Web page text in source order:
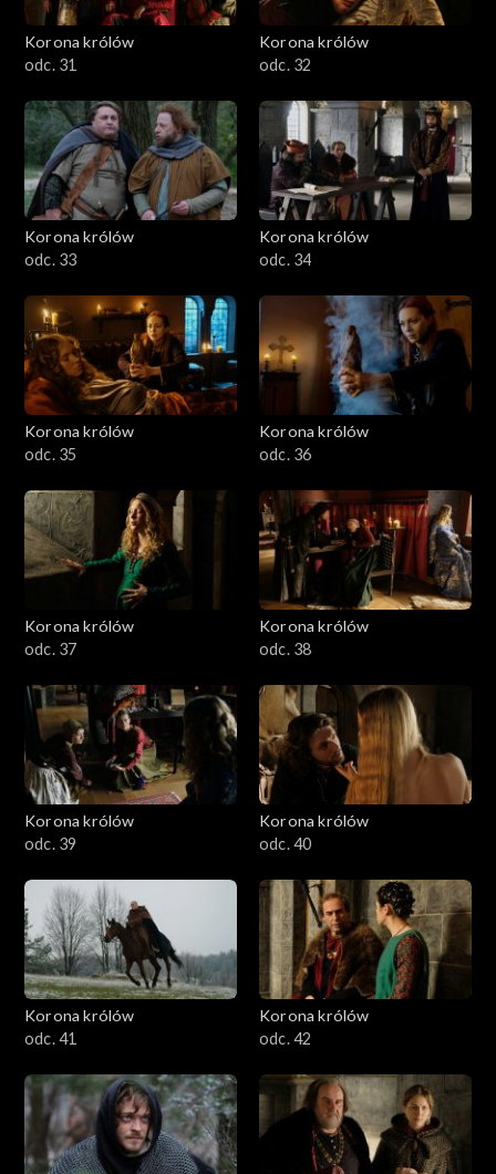
Korona królów
odc. 31
Korona królów
odc. 32
Korona królów
odc. 33
Korona królów
odc. 34
Korona królów
odc. 35
Korona królów
odc. 36
Korona królów
odc. 37
Korona królów
odc. 38
Korona królów
odc. 39
Korona królów
odc. 40
Korona królów
odc. 41
Korona królów
odc. 42